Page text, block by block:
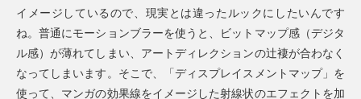
イメージしているので、現実とは違ったルックにしたいんです
ね。普通にモーションブラーを使うと、ビットマップ感（デジタ
ル感）が薄れてしまい、アートディレクションの辻褄が合わなく
なってしまいます。そこで、「ディスプレイスメントマップ」を
使って、マンガの効果線をイメージした射線状のエフェクトを加